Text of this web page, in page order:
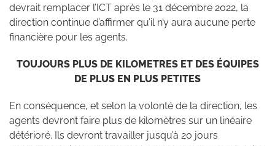
devrait remplacer l’ICT après le 31 décembre 2022, la
direction continue d’affirmer qu’il n’y aura aucune perte
financière pour les agents.
TOUJOURS PLUS DE KILOMETRES ET DES ÉQUIPES
DE PLUS EN PLUS PETITES
En conséquence, et selon la volonté de la direction, les
agents devront faire plus de kilomètres sur un linéaire
détérioré. Ils devront travailler jusqu’à 20 jours